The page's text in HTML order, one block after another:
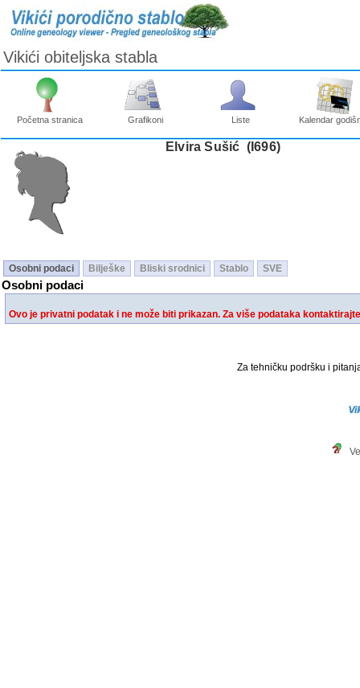
Vikići obiteljska stabla
Početna stranica Grafikoni Liste Kalendar
Elvira Sušić ‎(I696)‎
Osobni podaci Bilješke Bliski srodnici Stablo SVE
Osobni podaci
Ovo je privatni podatak i ne može biti prikazan. Za više podataka
Za tehničku podršku i